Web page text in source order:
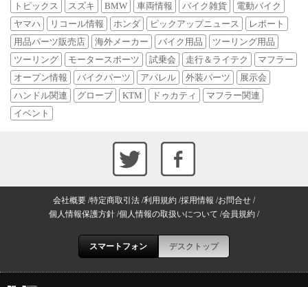
トピックス
スズキ BMW 車両情報 バイク雑貨
電動バイク
ヤマハ
リコール情報 ホンダ ピックアップニュース
レポート
用品パーツ販売店
海外メーカー バイク用品
ツーリング用品
ツーリング
モータースポーツ 試乗会 走行＆ライテク
マフラー
オープン情報
バイクパーツ アパレル 外装パーツ
展示会
ハンドル関連
グローブ KTM ドゥカティ
マフラー関連
イベント
会社概要 特定商取引法 利用規約 採用情報 お問合せ
個人情報保護方針 個人情報の取扱いについて 会員規約
スマートフォン デスクトップ